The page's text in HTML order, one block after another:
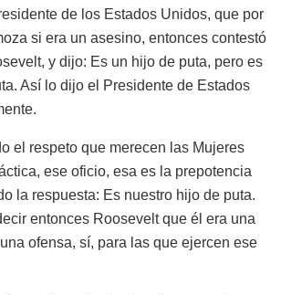
de los Estados Unidos, que por
si era un asesino, entonces contestó
y dijo: Es un hijo de puta, pero es
Así lo dijo el Presidente de Estados
el respeto que merecen las Mujeres
ese oficio, esa es la prepotencia
la respuesta: Es nuestro hijo de puta.
entonces Roosevelt que él era una
ofensa, sí, para las que ejercen ese